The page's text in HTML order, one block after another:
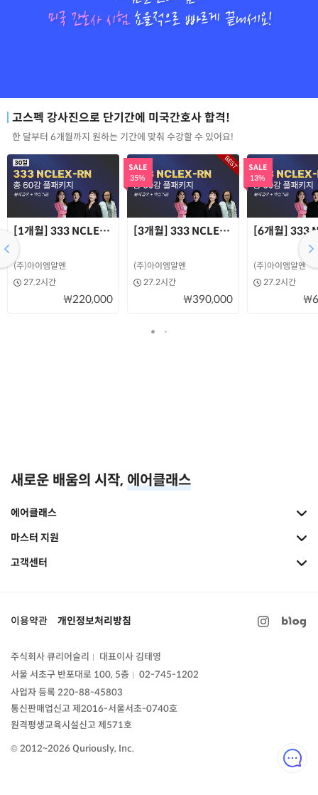
고스펙 강사진으로 단기간에 미국간호사 합격!
한 달부터 6개월까지 원하는 기간에 맞춰 수강할 수 있어요!
[1개월] 333 NCLEX-RN/엔클렉스/미국간호사
(주)아이엠알엔
27.2시간
₩220,000
SALE
35%
[3개월] 333 NCLEX-RN/엔클렉스/미국
(주)아이엠알엔
27.2시간
₩390,000
SALE
13%
[6개월] 333
(주)아이엠알엔
27.2시간
새로운 배움의 시작, 에어클래스
에어클래스
마스터 지원
고객센터
이용약관 개인정보처리방침
주식회사 큐리어슬리
대표이사 김태영
서울 서초구 반포대로 100, 5층
02-745-1202
사업자 등록 220-88-45803
통신판매업신고제2016-서울서초-0740호
원격평생교육시설신고 제571호
© 2012~2026 Quriously, Inc.